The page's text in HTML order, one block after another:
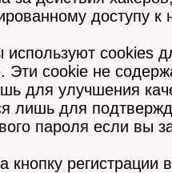
доступу к
cookies
Эти cookie не
для улучшения
лишь для
пароля если вы
кнопку регистрации